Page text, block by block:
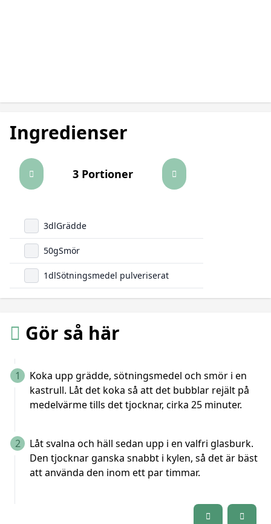
Ingredienser
3 Portioner
3dlGrädde
50gSmör
1dlSötningsmedel pulveriserat
Gör så här
1
Koka upp grädde, sötningsmedel och smör i en
kastrull. Låt det koka så att det bubblar rejält på
medelvärme tills det tjocknar, cirka 25 minuter.
2
Låt svalna och häll sedan upp i en valfri glasburk.
Den tjocknar ganska snabbt i kylen, så det är bäst
att använda den inom ett par timmar.